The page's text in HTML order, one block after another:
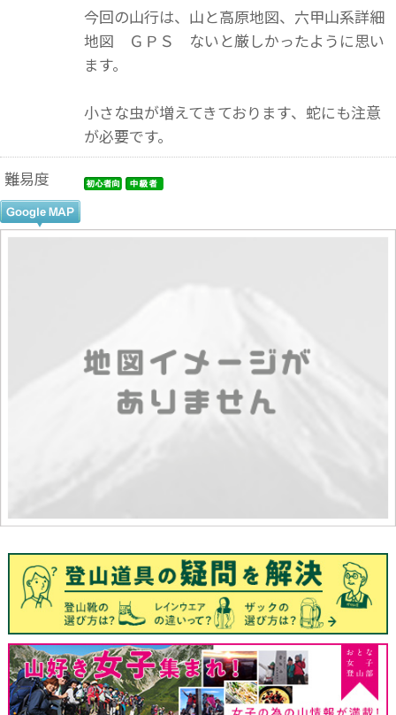
今回の山行は、山と高原地図、六甲山系詳細
地図 ＧＰＳ ないと厳しかったように思い
ます。
小さな虫が増えてきております、蛇にも注意
が必要です。
難易度